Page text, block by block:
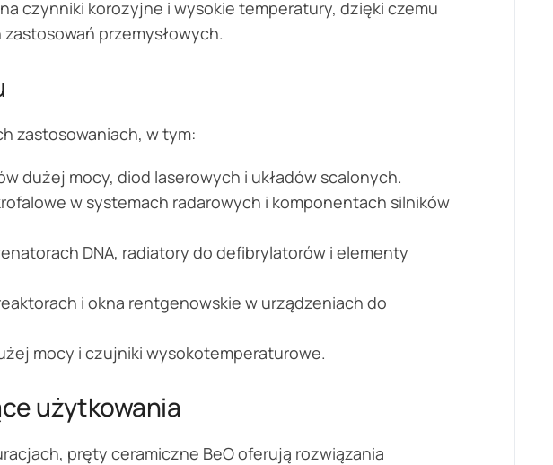
czynniki korozyjne i wysokie temperatury, dzięki czemu
przemysłowych.
zastosowaniach, w tym:
dużej mocy, diod laserowych i układów scalonych.
w systemach radarowych i komponentach silników
DNA, radiatory do defibrylatorów i elementy
i okna rentgenowskie w urządzeniach do
mocy i czujniki wysokotemperaturowe.
użytkowania
pręty ceramiczne BeO oferują rozwiązania